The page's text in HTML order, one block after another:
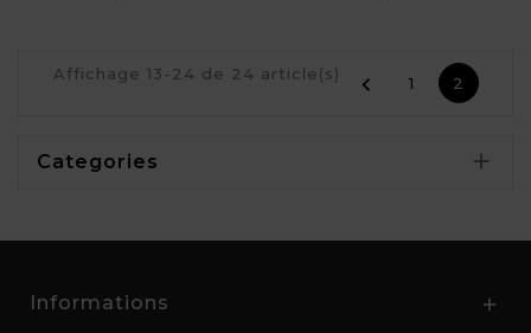
Affichage 13-24 de 24 article(s)  1 2
Categories 
Informations 